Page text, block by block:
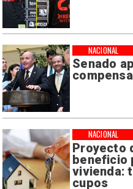
Senado
NACIONAL
Proyecto
beneficio
vivienda:
cupos
NACIONAL